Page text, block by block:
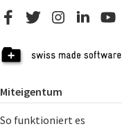
Miteigentum
So funktioniert es